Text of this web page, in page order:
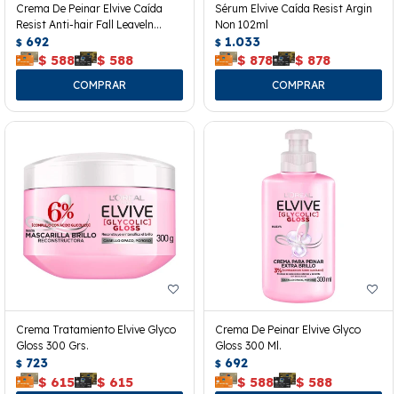
Crema De Peinar Elvive Caída
Resist Anti-hair Fall Leaveln
300grs.
$ 692
$ 588 $ 588
Sérum Elvive Caída Resist Argin
Non 102ml
$ 1.033
$ 878 $ 878
Crema Tratamiento Elvive Glyco
Gloss 300 Grs.
$ 723
$ 615 $ 615
Crema De Peinar Elvive Glyco
Gloss 300 Ml.
$ 692
$ 588 $ 588